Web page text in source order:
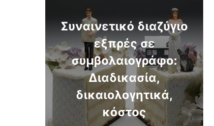
Συναινετικό διαζύγιο
εξπρές σε
συμβολαιογράφο:
Διαδικασία,
δικαιολογητικά,
κόστος